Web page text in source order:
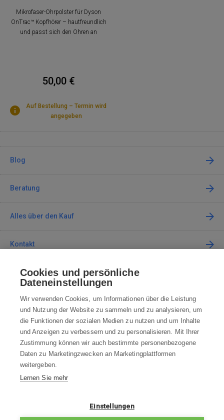
Mikrofaser-Ohrpolster für Dyson
OnTrac™ Kopfhörer – hautfreundlich
und passt sich den Ohren an
50,00 €
Auf Bestellung – Termin wird
angegeben
Blog
Beratung
Alles über den Kauf
Kontakt
Kontaktieren Sie uns
info@robotworld.at
+49 25 197 159 962 Mo-Fr 8:00—16:00 Uhr
ALLE KONTAKTE
WIDERRUFSBELEHRUNG
DATENSCHUTZERKLÄRUNG
Cookies und persönliche
Dateneinstellungen
Wir verwenden Cookies, um Informationen über die Leistung
und Nutzung der Website zu sammeln und zu analysieren, um
die Funktionen der sozialen Medien zu nutzen und um Inhalte
und Anzeigen zu verbessern und zu personalisieren. Mit Ihrer
Zustimmung können wir auch bestimmte personenbezogene
Daten zu Marketingzwecken an Marketingplattformen
weitergeben.
Lernen Sie mehr
Einstellungen